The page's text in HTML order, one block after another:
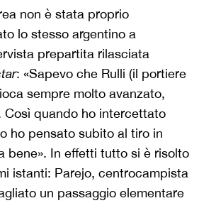
non è stata proprio
lo stesso argentino a
prepartita rilasciata
: «Sapevo che Rulli (il portiere
sempre molto avanzato,
Così quando ho intercettato
ho pensato subito al tiro in
bene». In effetti tutto si è risolto
istanti: Parejo, centrocampista
un passaggio elementare